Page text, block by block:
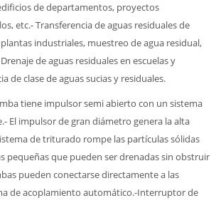
de departamentos, proyectos
etc.- Transferencia de aguas residuales de
industriales, muestreo de agua residual,
de aguas residuales en escuelas y
de clase de aguas sucias y residuales.
tiene impulsor semi abierto con un sistema
El impulsor de gran diámetro genera la alta
de triturado rompe las partículas sólidas
pequeñas que pueden ser drenadas sin obstruir
pueden conectarse directamente a las
de acoplamiento automático.-Interruptor de